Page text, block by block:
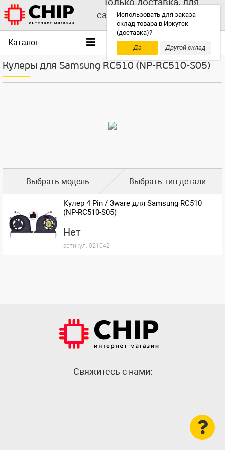
Использовать для заказа
склад товара в Иркутск
(доставка)?
Да
Другой склад
самовывоза выбирайте
другой склад!
Каталог
Кулеры для Samsung RC510 (NP-RC510-S05)
Выбрать модель Выбрать тип детали
Кулер 4 Pin / 3ware для Samsung RC510
(NP-RC510-S05)
Нет
артикул: 021042
Cвяжитесь с нами: